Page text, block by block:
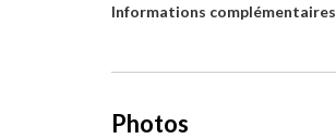
Informations complémentaires
Photos